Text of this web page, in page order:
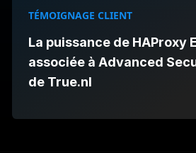
TÉMOIGNAGE CLIENT
La puissance de HAProxy
associée à Advanced
de True.nl